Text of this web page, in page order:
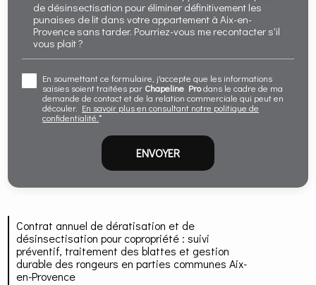
En soumettant ce formulaire, j'accepte que les informations
saisies soient traitées par Chapeline Prodans le cadre de ma
demande de contact et de la relation commerciale qui peut en
découler. En savoir plus en consultant notre politique de
confidentialité.*
Contrat annuel de dératisation et de
désinsectisation pour copropriété : suivi
préventif, traitement des blattes et gestion
durable des rongeurs en parties communes Aix-
en-Provence